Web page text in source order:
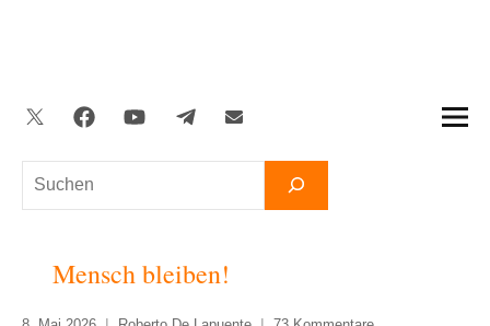
Suchen
Twitter FacebookYouTubeTelegramNewsletter
Mensch bleiben!